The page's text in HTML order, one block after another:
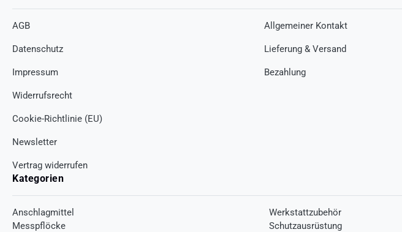
AGB
Datenschutz
Impressum
Widerrufsrecht
Cookie-Richtlinie (EU)
Newsletter
Vertrag widerrufen
Allgemeiner Kontakt
Lieferung & Versand
Bezahlung
Kategorien
Anschlagmittel Werkstattzubehör
Messpflöcke
Schutzausrüstung